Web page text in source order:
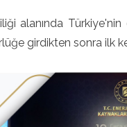
alanında
girdikten sonra ilk